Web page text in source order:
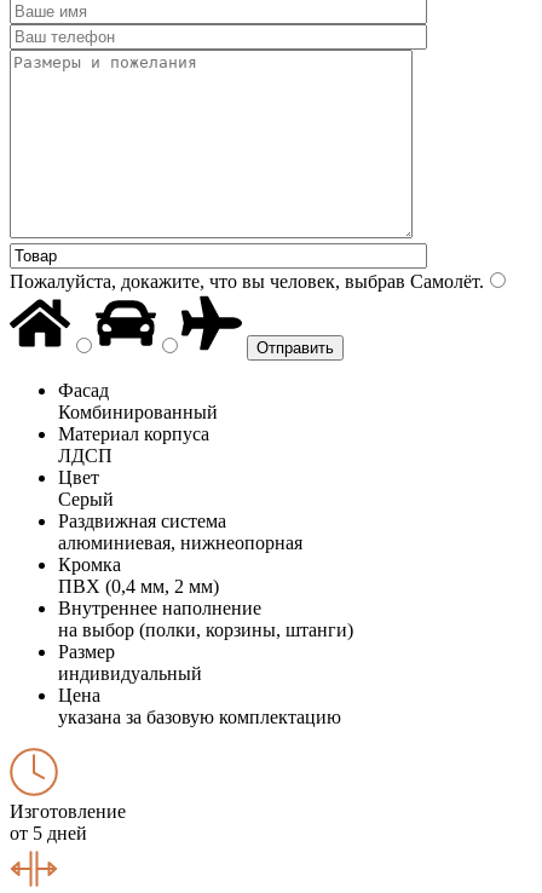
Пожалуйста, докажите, что вы человек, выбрав Самолёт.
Фасад
Комбинированный
Материал корпуса
ЛДСП
Цвет
Серый
Раздвижная система
алюминиевая, нижнеопорная
Кромка
ПВХ (0,4 мм, 2 мм)
Внутреннее наполнение
на выбор (полки, корзины, штанги)
Размер
индивидуальный
Цена
указана за базовую комплектацию
Изготовление
от 5 дней